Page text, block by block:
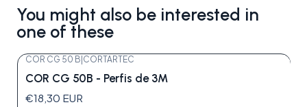
You might also be interested in
one of these
COR CG 50 B CORTARTEC
COR CG 50B - Perfis de 3M
€18,30 EUR